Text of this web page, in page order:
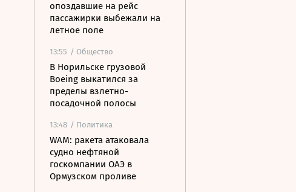
опоздавшие на рейс
пассажирки выбежали на
летное поле
13:55 / Общество
В Норильске грузовой
Boeing выкатился за
пределы взлетно-
посадочной полосы
13:48 / Политика
WAM: ракета атаковала
судно нефтяной
госкомпании ОАЭ в
Ормузском проливе